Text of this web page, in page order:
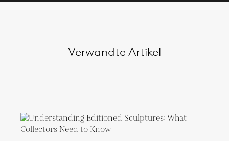
Verwandte Artikel